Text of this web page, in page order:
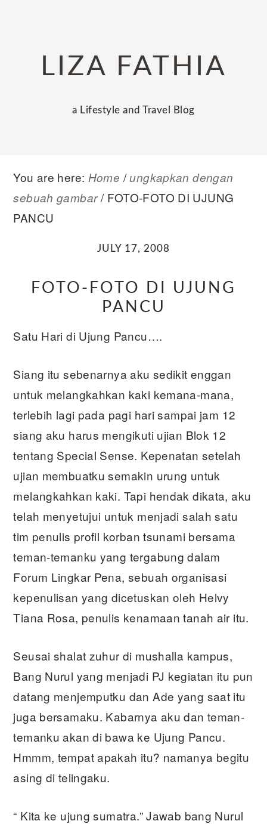
navigationLIZA FATHIA
a Lifestyle and Travel Blog
You are here: Home / ungkapkan dengan
sebuah gambar /FOTO-FOTO DI UJUNG
PANCU
JULY 17, 2008
FOTO-FOTO DI UJUNG
PANCU
Satu Hari di Ujung Pancu….
Siang itu sebenarnya aku sedikit enggan
untuk melangkahkan kaki kemana-mana,
terlebih lagi pada pagi hari sampai jam 12
siang aku harus mengikuti ujian Blok 12
tentang Special Sense. Kepenatan setelah
ujian membuatku semakin urung untuk
melangkahkan kaki. Tapi hendak dikata, aku
telah menyetujui untuk menjadi salah satu
tim penulis profil korban tsunami bersama
teman-temanku yang tergabung dalam
Forum Lingkar Pena, sebuah organisasi
kepenulisan yang dicetuskan oleh Helvy
Tiana Rosa, penulis kenamaan tanah air itu.
Seusai shalat zuhur di mushalla kampus,
Bang Nurul yang menjadi PJ kegiatan itu pun
datang menjemputku dan Ade yang saat itu
juga bersamaku. Kabarnya aku dan teman-
temanku akan di bawa ke Ujung Pancu.
Hmmm, tempat apakah itu? namanya begitu
asing di telingaku.
“ Kita ke ujung sumatra.” Jawab bang Nurul